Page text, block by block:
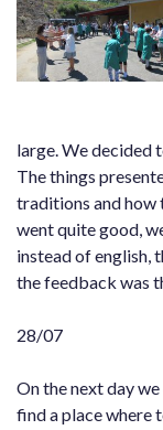
large. We decided
The things
traditions and how
went quite good,
instead of english,
the feedback was
28/07
On the next day
find a place where